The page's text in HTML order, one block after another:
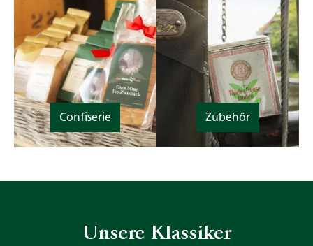
Confiserie Zubehör
Unsere Klassiker